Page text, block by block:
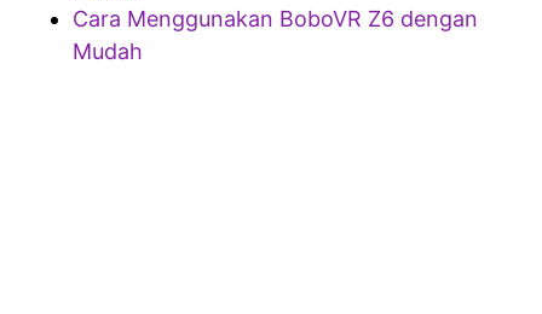
Cara Menggunakan BoboVR Z6 dengan
Mudah